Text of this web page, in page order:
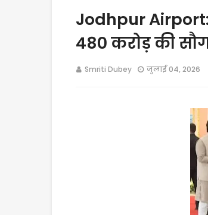
Jodhpur Airport:
480 करोड़ की
Smriti Dubey जुलाई 04, 2026